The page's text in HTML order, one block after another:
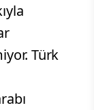
Türk